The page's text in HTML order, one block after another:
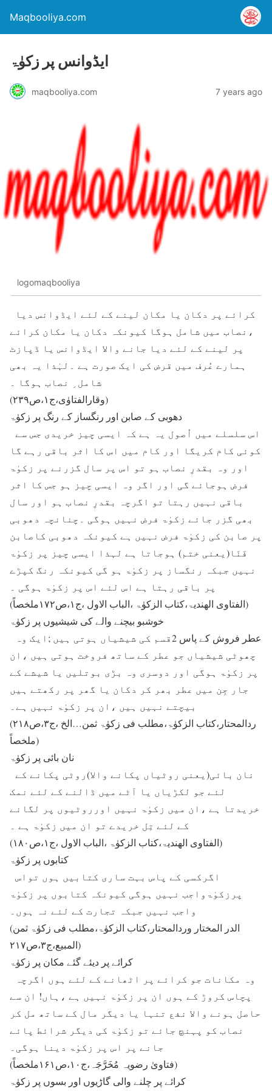
Maqbooliya.com
ایڈوانس پر زکوٰۃ
maqbooliya.com 7 years ago
logomaqbooliya
،نصاب میں شامل ہوگا کیونکہ دکان یا مکان کرائے
پر لینے کے لئے دیا جانے والا ایڈوانس یا ڈپازٹ
ہمارے عُرف میں قرض کی ایک صورت ہے ۔لہٰذا یہ بھی
شامل ِ نصاب ہوگا ۔
(وقارالفتاوٰی،ج۱،ص۲۳۹)
دھوبی کے صابن اور رنگساز کے رنگ پر زکوٰۃ
کوئی کام کریگا اور کام میں اس کا اثر باقی رہے گا
اور وہ بقدرِ نصاب ہو تو اس پر سال گزرنے پر زکوٰۃ
فرض ہوجائے گی اور اگر وہ ایسی چیز ہو جس کا اثر
باقی نہیں رہتا تو اگرچہ بقدرِ نصاب ہو اور سال
بھی گزر جائے زکوٰۃ فرض نہیں ہوگی ۔چنانچہ دھوبی
پر صابن کی زکوٰۃ فرض نہیں ہے کیونکہ دھوبی کاصابن
فَنَا(یعنی ختم) ہوجاتا ہے لہذا ایسی چیز پر زکوٰۃ
نہیں جبکہ رنگساز پر زکوٰۃ ہو گی کیونکہ رنگ کپڑے
پر باقی رہتا ہے اس لئے اس پر زکوٰۃ ہوگی ۔
(الفتاوی الھندیۃ،کتاب الزکوٰۃ ،الباب الاول ،ج۱،ص۱۷۲ملخصاً)
خوشبو بیچنے والے کی شیشیوں پر زکوٰۃ
چھوٹی شیشیاں جو عطر کے ساتھ فروخت ہوتی ہیں ،ان
پر زکوٰۃ ہوگی اور دوسری وہ بڑی بوتلیں یا شیشے کے
جار جِن میں عطر بھر کر دکان یا گھر پر رکھتے ہیں
بیچتے نہیں ہیں ،ان پر زکوٰۃ نہیں ہے۔
(ردالمحتار،کتاب الزکوٰۃ،مطلب فی زکوٰۃ ثمن…الخ ،ج۳،ص۲۱۸
ملخصاً)
نان بائی پر زکوٰۃ
لئے جو لکڑیاں یا آٹے میں ڈالنے کے لئے نمک
خریدتا ہے ،ان میں زکوٰۃ نہیں اورروٹیوں پر لگانے
کے لئے تِل خریدے تو ان میں زکوٰۃ ہے ۔
(الفتاوی الھندیۃ،کتاب الزکوٰۃ ،الباب الاول ،ج۱،ص۱۸۰)
کتابوں پر زکوٰۃ
پرزکوٰۃواجب نہیں ہوگی کیونکہ کتابوں پر زکوٰۃ
واجب نہیں جبکہ تجارت کے لئے نہ ہوں۔
(الدر المختار وردالمحتار،کتاب الزکوٰۃ،مطلب فی زکوٰۃ ثمن
المبیع،ج۳،ص۲۱۷)
کرائے پر دیئے گئے مکان پر زکوٰۃ
پچاس کروڑ کے ہوں ان پر زکوٰۃ نہیں ہے ،ہاں! ان سے
حاصل ہونے والا نفع تنہا یا دیگر مال کے ساتھ مل کر
نصاب کو پہنچ جائے تو زکوٰۃ کی دیگر شرائط پائے
جانے پر اس پر زکوٰۃ دینا ہوگی۔
(فتاویٰ رضویہ مُخَرَّجَہ،ج۱۰،ص۱۶۱ملخصاً)
کرائے پر چلنے والی گاڑیوں اور بسوں پر زکوٰۃ